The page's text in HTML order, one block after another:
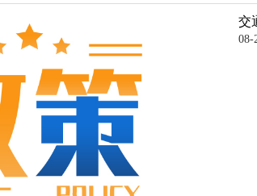
交
08-